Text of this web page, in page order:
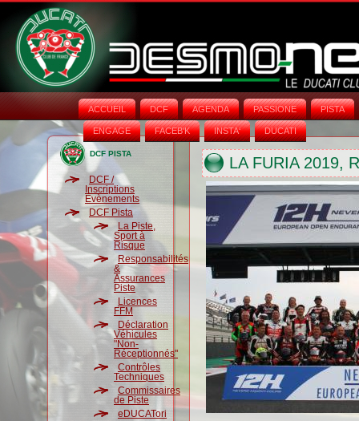
ACCUEIL DCF AGENDA PASSIONE PISTA
ENGAGE FACEB'K INSTA‘ DUCATI
DCF PISTA
DCF /
Inscriptions
Évènements
DCF Pista
La Piste,
Sport à
Risque
Responsabilités
&
Assurances
Piste
Licences
FFM
Déclaration
Véhicules
"Non-
Réceptionnés"
Contrôles
Techniques
Commissaires
de Piste
eDUCATori
LA FURIA 2019,